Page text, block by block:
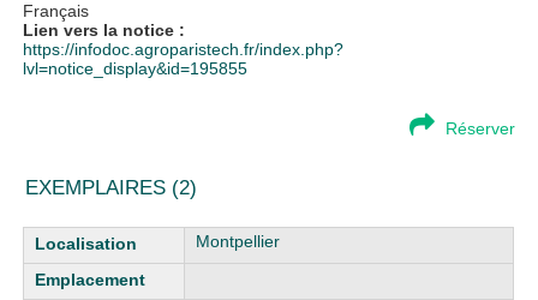
Français
Lien vers la notice :
https://infodoc.agroparistech.fr/index.php?
lvl=notice_display&id=195855
Réserver
EXEMPLAIRES (2)
Liste des exemplaires Montpellier